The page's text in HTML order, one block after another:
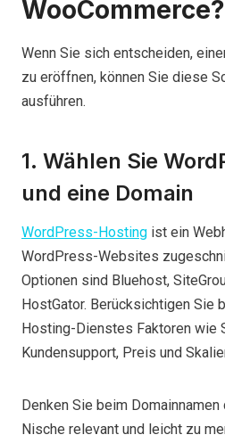
WooCommerce?
Wenn Sie sich entscheiden,
zu eröffnen, können Sie diese
ausführen.
1. Wählen Sie
und eine Domain
WordPress-Hosting ist ein
WordPress-Websites
Optionen sind Bluehost,
HostGator. Berücksichtigen Sie
Hosting-Dienstes Faktoren wie
Kundensupport, Preis und
Denken Sie beim
Nische relevant und leicht zu